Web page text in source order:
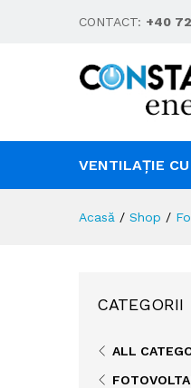
CONTACT: +40
VENTILAȚIE CU
Acasă / Shop /
CATEGORII
ALL